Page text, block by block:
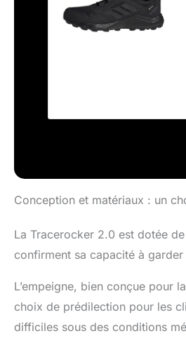
Conception et matériaux : un
La Tracerocker 2.0 est dotée
confirment sa capacité à
L’empeigne, bien conçue pour
choix de prédilection pour les
difficiles sous des conditions